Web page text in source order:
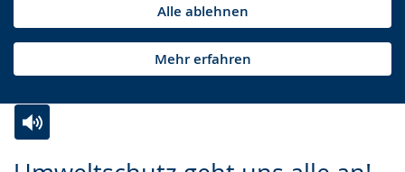
Alle ablehnen
Mehr erfahren